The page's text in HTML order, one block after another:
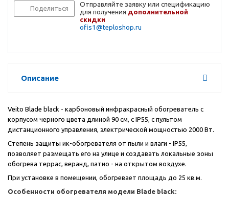
Поделиться
Отправляйте заявку или спецификацию
для получения дополнительной
скидки
ofis1@teploshop.ru
Описание
Veito Blade black - карбоновый инфракрасный обогреватель с
корпусом черного цвета длиной 90 см, с IP55, с пультом
дистанционного управления, электрической мощностью 2000 Вт.
Степень защиты ик-обогревателя от пыли и влаги - IP55,
позволяет размещать его на улице и создавать локальные зоны
обогрева террас, веранд, патио - на открытом воздухе.
При установке в помещении, обогревает площадь до 25 кв.м.
Особенности обогревателя модели Blade black: